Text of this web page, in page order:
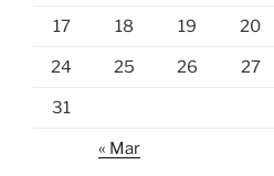
17 18 19 20
24 25 26 27
31
« Mar